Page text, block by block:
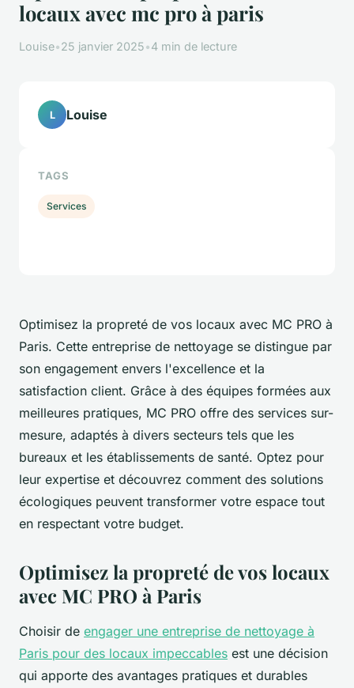
locaux avec mc pro à paris
Louise•25 janvier 2025•4 min de lecture
Optimisez la propreté de vos locaux avec MC PRO à
Paris. Cette entreprise de nettoyage se distingue par
son engagement envers l'excellence et la
satisfaction client. Grâce à des équipes formées aux
meilleures pratiques, MC PRO offre des services sur-
mesure, adaptés à divers secteurs tels que les
bureaux et les établissements de santé. Optez pour
leur expertise et découvrez comment des solutions
écologiques peuvent transformer votre espace tout
en respectant votre budget.
Optimisez la propreté de vos locaux
avec MC PRO à Paris
Choisir de engager une entreprise de nettoyage à
Paris pour des locaux impeccables est une décision
qui apporte des avantages pratiques et durables
L Louise
TAGS
Services